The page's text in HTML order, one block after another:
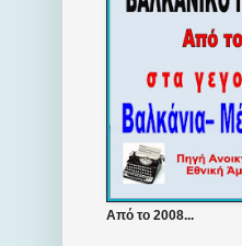
Από το 2008...